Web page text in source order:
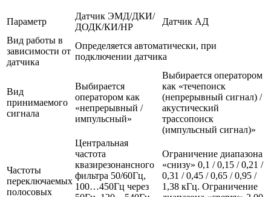
Параметр
Датчик ЭМД/ДКИ/
ДОДК/КИ/НР
Датчик АД
Вид работы в
зависимости от
датчика
Определяется автоматически, при
подключении датчика
Вид
принимаемого
сигнала
Выбирается
оператором как
«непрерывный /
импульсный»
Выбирается оператором
как «течепоиск
(непрерывный сигнал) /
акустический
трассопоиск
(импульсный сигнал)»
Частоты
переключаемых
полосовых
Центральная
частота
квазирезонансного
фильтра 50/60Гц,
100…450Гц через
Ограничение диапазона
«снизу» 0,1 / 0,15 / 0,21 /
0,31 / 0,45 / 0,65 / 0,95 /
1,38 кГц. Ограничение